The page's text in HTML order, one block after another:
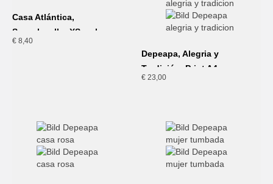
Casa Atlántica,
Seeschwalbe XS, schwarz
€ 8,40
Depeapa, Alegria y
Tradición, Print A4
€ 23,00